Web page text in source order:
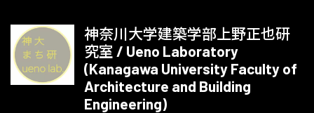
神奈川大学建築学部上野正也研
究室 / Ueno Laboratory
(Kanagawa University Faculty of
Architecture and Building
Engineering)